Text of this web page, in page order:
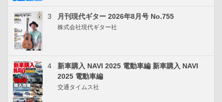
3 月刊現代ギター 2026年8月号 No.755
株式会社現代ギター社
4
新車購入 NAVI 2025 電動車編 新車購入 NAVI
2025 電動車編
交通タイムス社